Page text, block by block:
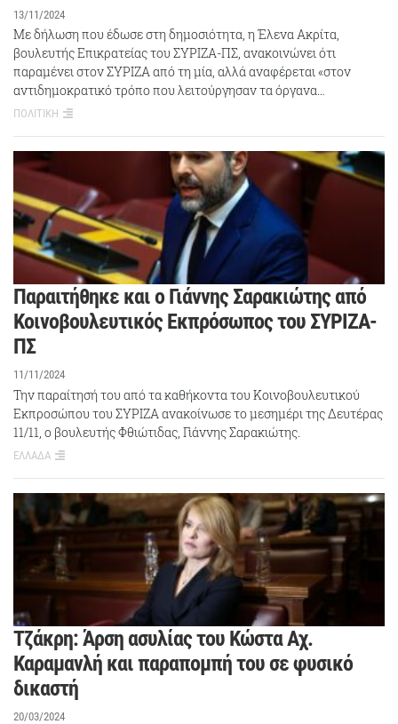
13/11/2024
Με δήλωση που έδωσε στη δημοσιότητα, η Έλενα Ακρίτα,
βουλευτής Επικρατείας του ΣΥΡΙΖΑ-ΠΣ, ανακοινώνει ότι
παραμένει στον ΣΥΡΙΖΑ από τη μία, αλλά αναφέρεται «στον
αντιδημοκρατικό τρόπο που λειτούργησαν τα όργανα…
ΠΟΛΙΤΙΚΗ
Παραιτήθηκε και ο Γιάννης Σαρακιώτης από
Κοινοβουλευτικός Εκπρόσωπος του ΣΥΡΙΖΑ-
ΠΣ
11/11/2024
Την παραίτησή του από τα καθήκοντα του Κοινοβουλευτικού
Εκπροσώπου του ΣΥΡΙΖΑ ανακοίνωσε το μεσημέρι της Δευτέρας
11/11, ο βουλευτής Φθιώτιδας, Γιάννης Σαρακιώτης.
ΕΛΛΑΔΑ
Τζάκρη: Άρση ασυλίας του Κώστα Αχ.
Καραμανλή και παραπομπή του σε φυσικό
δικαστή
20/03/2024